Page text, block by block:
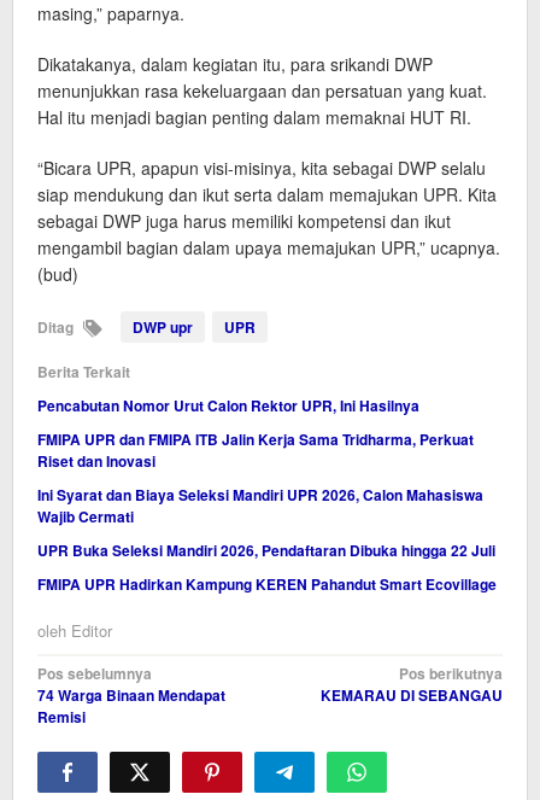
masing,” paparnya.
Dikatakanya, dalam kegiatan itu, para srikandi DWP
menunjukkan rasa kekeluargaan dan persatuan yang kuat.
Hal itu menjadi bagian penting dalam memaknai HUT RI.
“Bicara UPR, apapun visi-misinya, kita sebagai DWP selalu
siap mendukung dan ikut serta dalam memajukan UPR. Kita
sebagai DWP juga harus memiliki kompetensi dan ikut
mengambil bagian dalam upaya memajukan UPR,” ucapnya.
(bud)
Ditag DWP upr UPR
Berita Terkait
Pencabutan Nomor Urut Calon Rektor UPR, Ini Hasilnya
FMIPA UPR dan FMIPA ITB Jalin Kerja Sama Tridharma, Perkuat
Riset dan Inovasi
Ini Syarat dan Biaya Seleksi Mandiri UPR 2026, Calon Mahasiswa
Wajib Cermati
UPR Buka Seleksi Mandiri 2026, Pendaftaran Dibuka hingga 22 Juli
FMIPA UPR Hadirkan Kampung KEREN Pahandut Smart Ecovillage
oleh Editor
Navigasi
pos
Pos sebelumnya
74 Warga Binaan Mendapat
Remisi
Pos berikutnya
KEMARAU DI SEBANGAU